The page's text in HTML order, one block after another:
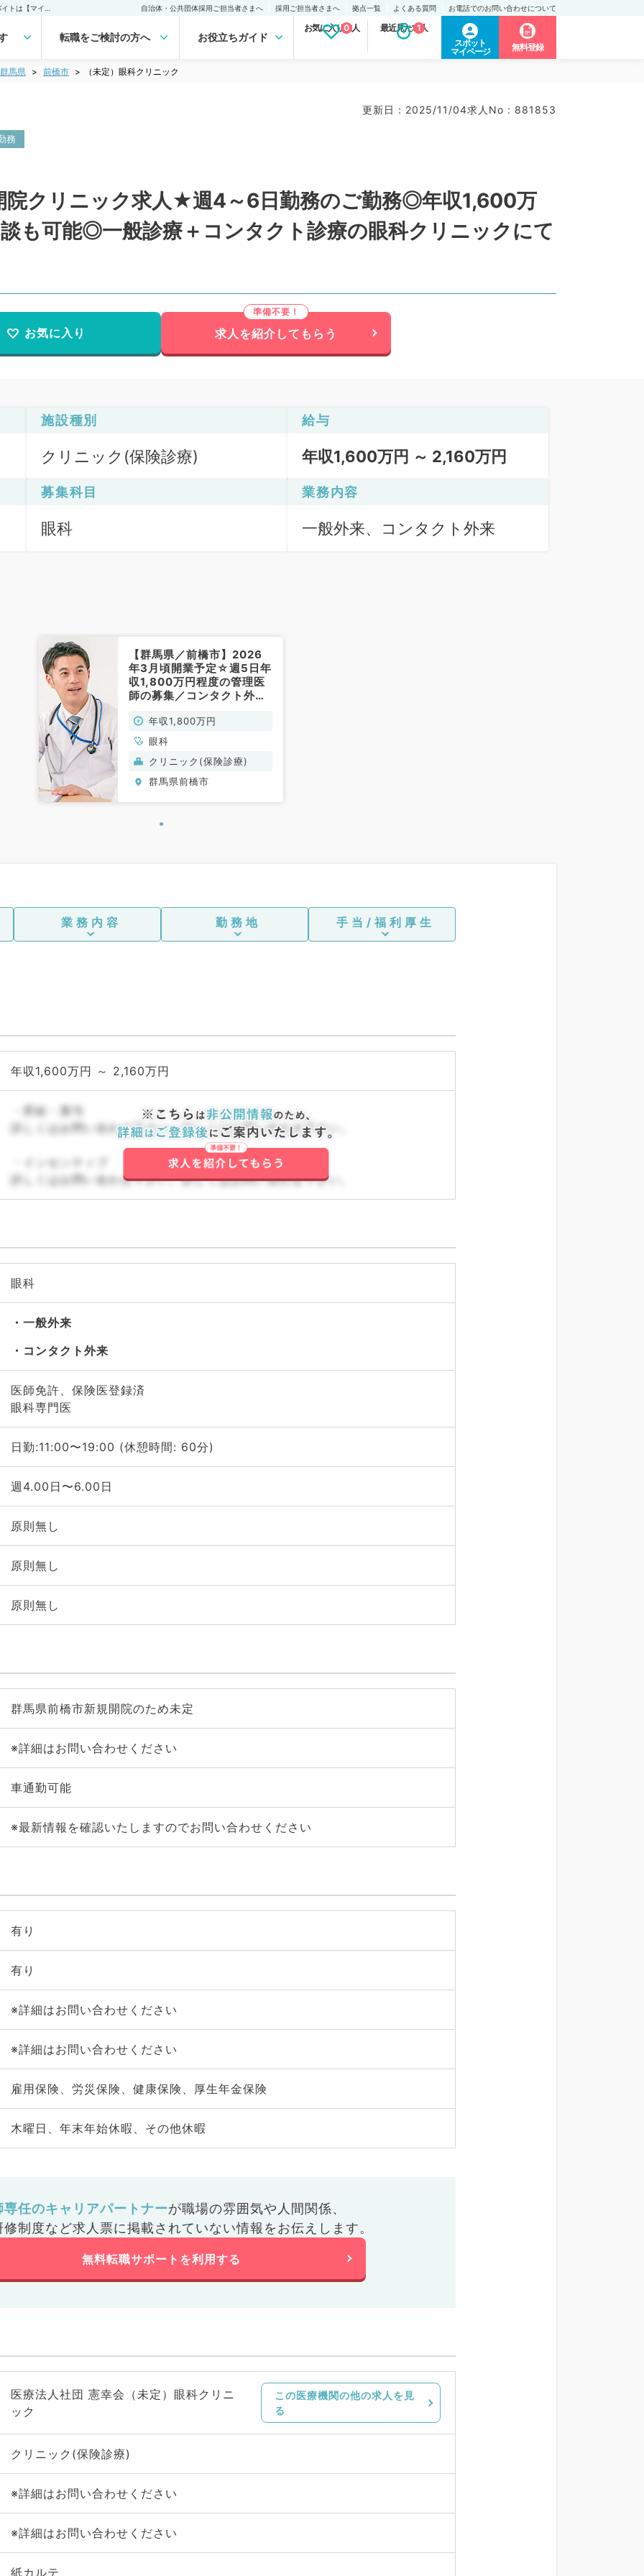
自治体・公共団体採用ご担当者さまへ 採用ご担当者さまへ 拠点一覧 よくある質問 お電話でのお問い合わせについて
転職をご検討の方へ お役立ちガイド
お気に入り求人
0 最近見た求人
1
スポット
マイページ
無料登録
群馬県 前橋市 （未定）眼科クリニック
更新日 : 2025/11/04求人No : 881853
務
院クリニック求人★週4～6日勤務のご勤務◎年収1,600万
も可能◎一般診療＋コンタクト診療の眼科クリニックにて
お気に入り 求人を紹介してもらう
施設種別
クリニック(保険診療)
給与
年収1,600万円 ～ 2,160万円
募集科目
眼科
業務内容
一般外来、コンタクト外来
【群馬県／前橋市】2026
年3月頃開業予定☆週5日年
収1,800万円程度の管理医
師の募集／コンタクト外来
科／常勤）
年収1,800万円
眼科
クリニック(保険診療)
群馬県前橋市
業務内容 勤務地 手当/福利厚生
年収1,600万円 ～ 2,160万円
・昇給・賞与
詳しくはお問い合わせ下さい。詳しくはお問い合わせ下さい。
・インセンティブ
詳しくはお問い合わせ下さい。詳しくはお問い合わせ下さい。
眼科
一般外来
コンタクト外来
医師免許、保険医登録済
眼科専門医
日勤:11:00〜19:00 (休憩時間: 60分)
週4.00日〜6.00日
原則無し
原則無し
原則無し
群馬県前橋市新規開院のため未定
※詳細はお問い合わせください
車通勤可能
※最新情報を確認いたしますのでお問い合わせください
有り
有り
※詳細はお問い合わせください
※詳細はお問い合わせください
雇用保険、労災保険、健康保険、厚生年金保険
木曜日、年末年始休暇、その他休暇
専任のキャリアパートナーが職場の雰囲気や人間関係、
修制度など求人票に掲載されていない情報をお伝えします。
無料転職サポートを利用する
医療法人社団 憲幸会（未定）眼科クリニ
ック
この医療機関の他の求人を見
る
クリニック(保険診療)
※詳細はお問い合わせください
※詳細はお問い合わせください
紙カルテ